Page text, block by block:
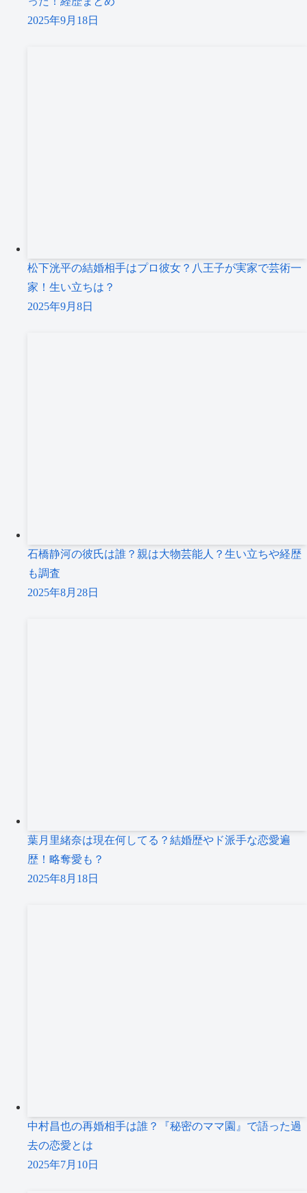
2025年9月18日
松下洸平の結婚相手はプロ彼女？八王子が実家で芸術一
家！生い立ちは？
2025年9月8日
石橋静河の彼氏は誰？親は大物芸能人？生い立ちや経歴
も調査
2025年8月28日
葉月里緒奈は現在何してる？結婚歴やド派手な恋愛遍
歴！略奪愛も？
2025年8月18日
中村昌也の再婚相手は誰？『秘密のママ園』で語った過
去の恋愛とは
2025年7月10日